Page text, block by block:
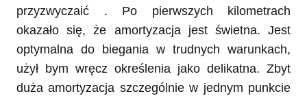
przyzwyczaić . Po pierwszych kilometrach
okazało się, że amortyzacja jest świetna. Jest
optymalna do biegania w trudnych warunkach,
użył bym wręcz określenia jako delikatna. Zbyt
duża amortyzacja szczególnie w jednym punkcie